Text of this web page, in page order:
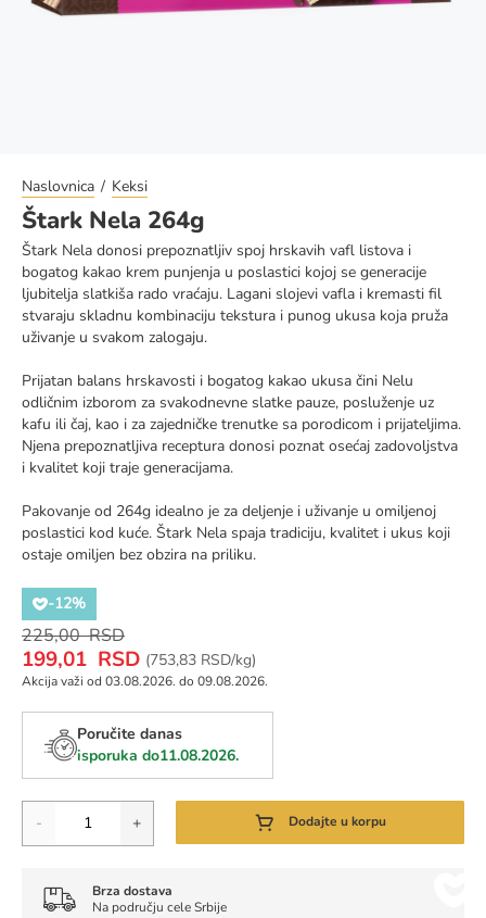
Naslovnica Keksi
Štark Nela 264g
Štark Nela donosi prepoznatljiv spoj hrskavih vafl listova i
bogatog kakao krem punjenja u poslastici kojoj se generacije
ljubitelja slatkiša rado vraćaju. Lagani slojevi vafla i kremasti fil
stvaraju skladnu kombinaciju tekstura i punog ukusa koja pruža
uživanje u svakom zalogaju.
Prijatan balans hrskavosti i bogatog kakao ukusa čini Nelu
odličnim izborom za svakodnevne slatke pauze, posluženje uz
kafu ili čaj, kao i za zajedničke trenutke sa porodicom i prijateljima.
Njena prepoznatljiva receptura donosi poznat osećaj zadovoljstva
i kvalitet koji traje generacijama.
Pakovanje od 264g idealno je za deljenje i uživanje u omiljenoj
poslastici kod kuće. Štark Nela spaja tradiciju, kvalitet i ukus koji
ostaje omiljen bez obzira na priliku.
Special
Price
199,01 RSD
Regular
Price
225,00 RSD
(Cena za jedinicu mere:
753,83 RSD/kg)
-12%
Akcija važi od 03.08.2026. do 09.08.2026.
Poručite danas
isporuka do11.08.2026.
- + Dodajte u korpu
Brza dostava
Na području cele Srbije